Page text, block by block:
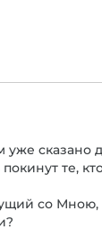
сказано
те,
со